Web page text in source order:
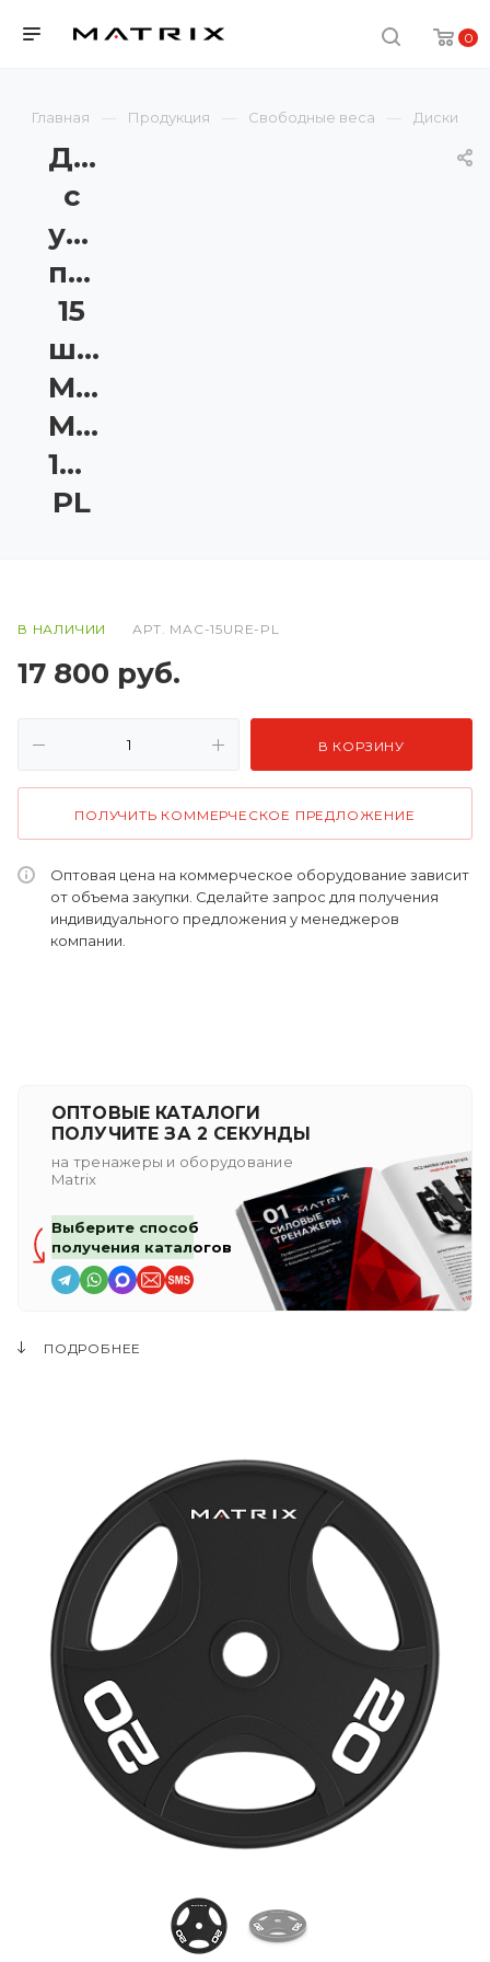
0
Главная Продукция Свободные веса Диски
Диск
с
уретановым
покрытием
15
шт.
Matrix
MAC-
15URE-
PL
В НАЛИЧИИ АРТ. MAC-15URE-PL
17 800 руб.
В КОРЗИНУ
ПОЛУЧИТЬ КОММЕРЧЕСКОЕ ПРЕДЛОЖЕНИЕ
Оптовая цена на коммерческое оборудование зависит
от объема закупки. Сделайте запрос для получения
индивидуального предложения у менеджеров
компании.
ОПТОВЫЕ КАТАЛОГИ
ПОЛУЧИТЕ ЗА 2 СЕКУНДЫ
на тренажеры и оборудование
Matrix
Выберите способ
получения каталогов
ПОДРОБНЕЕ